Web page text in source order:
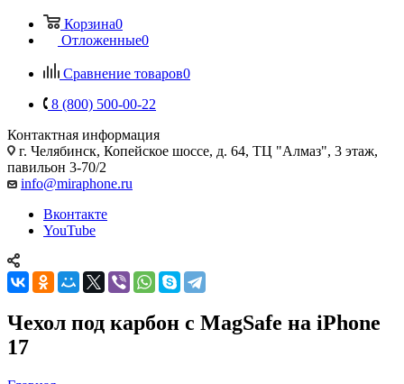
Корзина0
Отложенные0
Сравнение товаров0
8 (800) 500-00-22
Контактная информация
г. Челябинск, Копейское шоссе, д. 64, ТЦ "Алмаз", 3 этаж,
павильон 3-70/2
info@miraphone.ru
Вконтакте
YouTube
Чехол под карбон с MagSafe на iPhone
17